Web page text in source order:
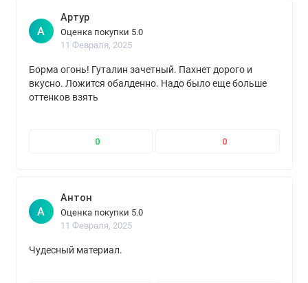
А
Артур
Оценка покупки 5.0
11 Февраля, 2025
Борма огонь! Гуталин зачетный. Пахнет дорого и
вкусно. Ложится обалденно. Надо было еще больше
оттенков взять
0 0
А
Антон
Оценка покупки 5.0
11 Февраля, 2025
Чудесный материал.